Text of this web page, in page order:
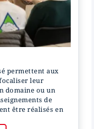
permettent aux
leur
domaine ou un
de
être réalisés en